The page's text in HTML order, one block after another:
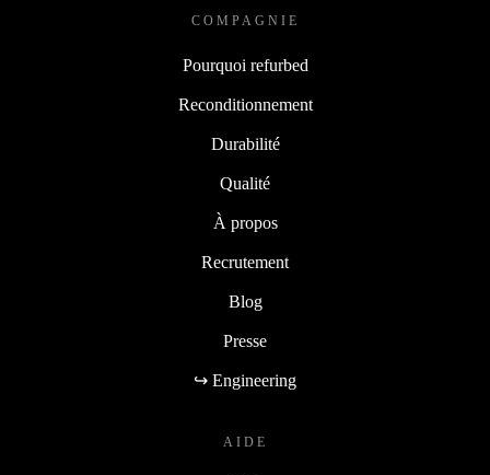
COMPAGNIE
Pourquoi refurbed
Reconditionnement
Durabilité
Qualité
À propos
Recrutement
Blog
Presse
↪ Engineering
AIDE